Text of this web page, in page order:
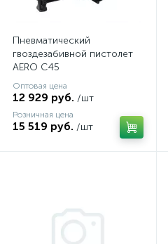
Пневматический
гвоздезабивной пистолет
AERO C45
Оптовая цена
12 929 руб. /шт
Розничная цена
15 519 руб. /шт